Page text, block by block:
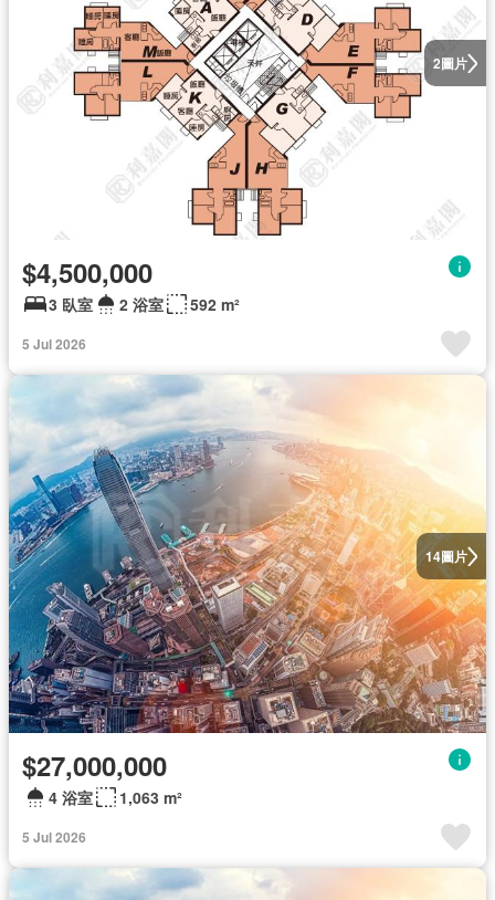
2圖片
$4,500,000
3 臥室 2 浴室 592 m²
5 Jul 2026
14圖片
$27,000,000
4 浴室 1,063 m²
5 Jul 2026